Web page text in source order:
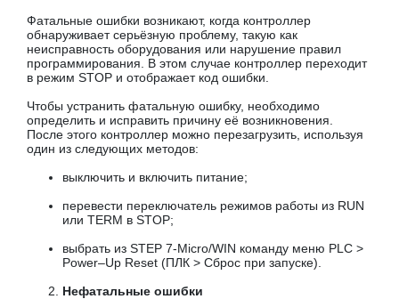
Фатальные ошибки возникают, когда контроллер
обнаруживает серьёзную проблему, такую как
неисправность оборудования или нарушение правил
программирования. В этом случае контроллер переходит
в режим STOP и отображает код ошибки.
Чтобы устранить фатальную ошибку, необходимо
определить и исправить причину её возникновения.
После этого контроллер можно перезагрузить, используя
один из следующих методов:
выключить и включить питание;
перевести переключатель режимов работы из RUN
или TERM в STOP;
выбрать из STEP 7-Micro/WIN команду меню PLC >
Power–Up Reset (ПЛК > Сброс при запуске).
Нефатальные ошибки